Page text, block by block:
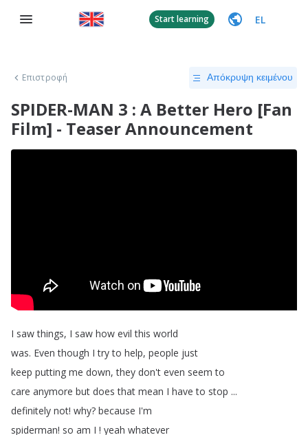
Start learning EL
Επιστροφή Απόκρυψη κειμένου
SPIDER-MAN 3 : A Better Hero [Fan
Film] - Teaser Announcement
I saw things, I saw how evil this world
was. Even though I try to help, people just
keep putting me down,they don't even seem to
care anymore but does that mean I have to stop ...
definitely not! why? because I'm
spiderman! so am I ! yeah whatever